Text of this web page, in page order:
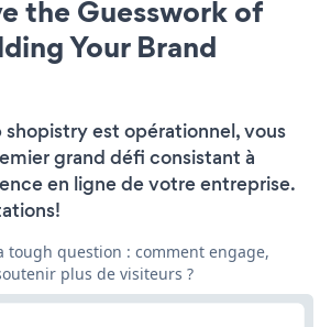
the Guesswork of
Your Brand
est opérationnel, vous
grand défi consistant à
en ligne de votre entreprise.
tough question : comment engage,
plus de visiteurs ?